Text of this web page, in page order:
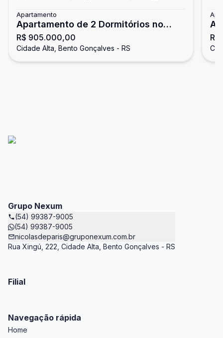
Apartamento
Apartamento de 2 Dormitórios no
Cidade Alta
R$ 905.000,00
Cidade Alta, Bento Gonçalves - RS
Grupo Nexum
(54) 99387-9005
(54) 99387-9005
nicolasdeparis@gruponexum.com.br
Rua Xingú, 222, Cidade Alta, Bento Gonçalves - RS
Filial
Navegação rápida
Home